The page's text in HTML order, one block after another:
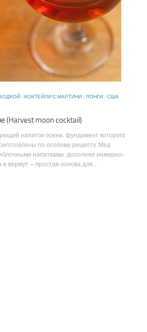
/КОКТЕЙЛИ С МАРТИНИ/ЛОНГИ/США
(Harvest moon cocktail)
напиток осени, фундамент которого
по особому рецепту. Мед
напитками, дополняя инжирно-
и вермут – простая основа для...